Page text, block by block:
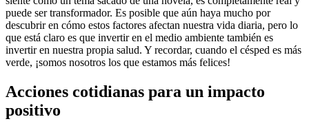
puede ser transformador. Es posible que aún haya mucho por
descubrir en cómo estos factores afectan nuestra vida diaria, pero lo
que está claro es que invertir en el medio ambiente también es
invertir en nuestra propia salud. Y recordar, cuando el césped es más
verde, ¡somos nosotros los que estamos más felices!
Acciones cotidianas para un impacto
positivo